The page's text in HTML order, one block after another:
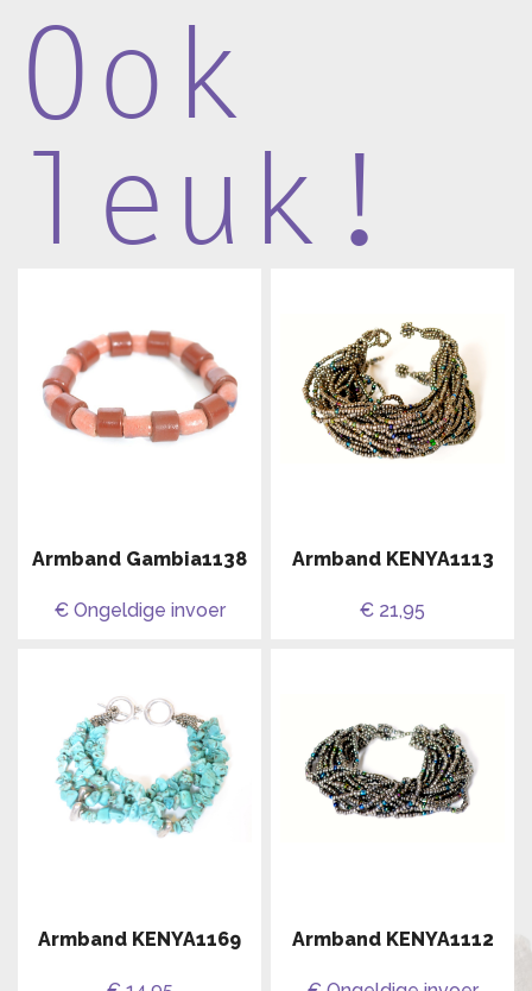
Ook
leuk!
Armband Gambia1138
€ Ongeldige invoer
Armband KENYA1113
€ 21,95
Armband KENYA1169 Armband KENYA1112